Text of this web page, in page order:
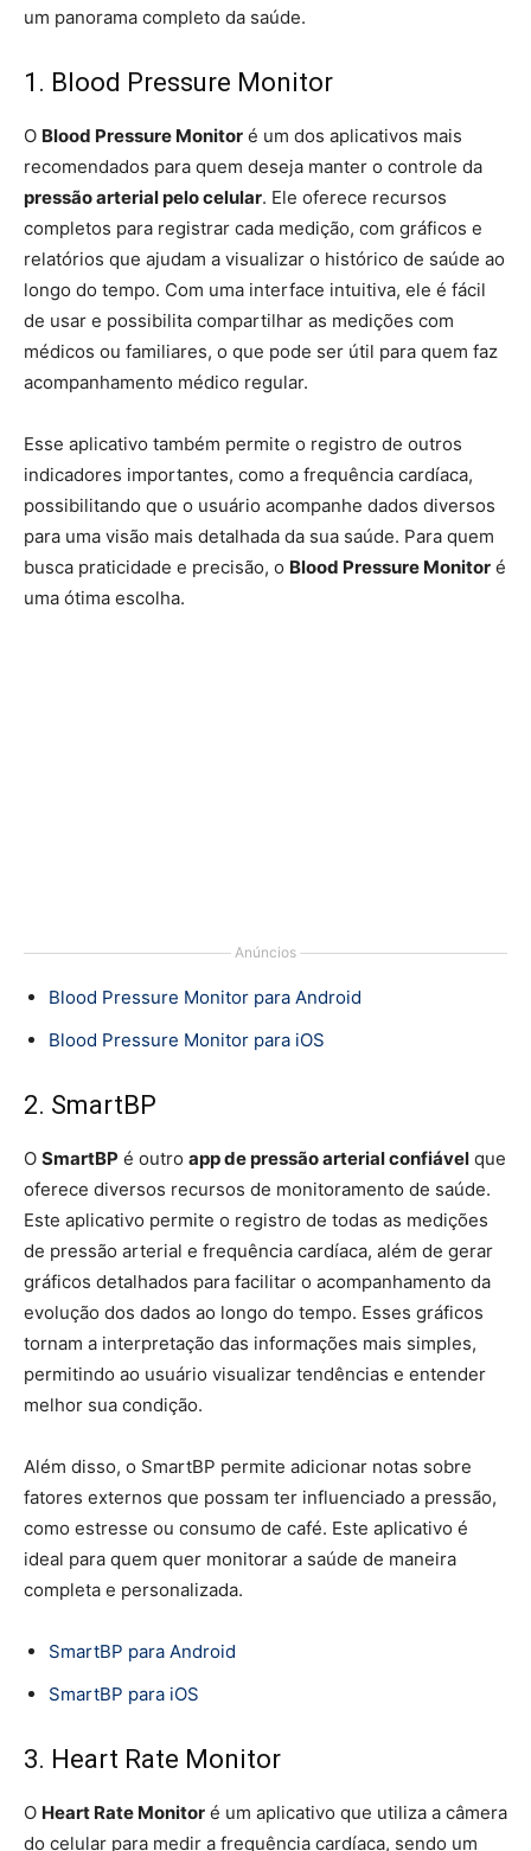
um panorama completo da saúde.
1. Blood Pressure Monitor
O Blood Pressure Monitor é um dos aplicativos mais
recomendados para quem deseja manter o controle da
pressão arterial pelo celular. Ele oferece recursos
completos para registrar cada medição, com gráficos e
relatórios que ajudam a visualizar o histórico de saúde ao
longo do tempo. Com uma interface intuitiva, ele é fácil
de usar e possibilita compartilhar as medições com
médicos ou familiares, o que pode ser útil para quem faz
acompanhamento médico regular.
Esse aplicativo também permite o registro de outros
indicadores importantes, como a frequência cardíaca,
possibilitando que o usuário acompanhe dados diversos
para uma visão mais detalhada da sua saúde. Para quem
busca praticidade e precisão, o Blood Pressure Monitor é
uma ótima escolha.
Anúncios
Blood Pressure Monitor para Android
Blood Pressure Monitor para iOS
2. SmartBP
O SmartBP é outro app de pressão arterial confiável que
oferece diversos recursos de monitoramento de saúde.
Este aplicativo permite o registro de todas as medições
de pressão arterial e frequência cardíaca, além de gerar
gráficos detalhados para facilitar o acompanhamento da
evolução dos dados ao longo do tempo. Esses gráficos
tornam a interpretação das informações mais simples,
permitindo ao usuário visualizar tendências e entender
melhor sua condição.
Além disso, o SmartBP permite adicionar notas sobre
fatores externos que possam ter influenciado a pressão,
como estresse ou consumo de café. Este aplicativo é
ideal para quem quer monitorar a saúde de maneira
completa e personalizada.
SmartBP para Android
SmartBP para iOS
3. Heart Rate Monitor
O Heart Rate Monitor é um aplicativo que utiliza a câmera
do celular para medir a frequência cardíaca, sendo um